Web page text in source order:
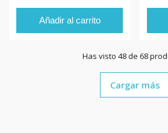
Añadir al carrito
Has visto 48 de 68
Cargar más